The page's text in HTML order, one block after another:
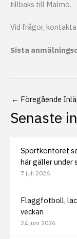
tillbaks till Malmö.
Vid frågor, kontakta
Sista
← Föregående
Senaste
Sportkontoret
här gäller under
7 juli 2026
Flaggfotboll,
veckan
24 juni 2026